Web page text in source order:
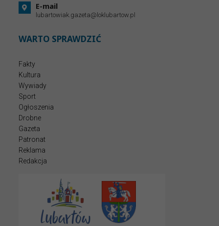
E-mail
lubartowiak.gazeta@loklubartow.pl
WARTO SPRAWDZIĆ
Fakty
Kultura
Wywiady
Sport
Ogłoszenia
Drobne
Gazeta
Patronat
Reklama
Redakcja